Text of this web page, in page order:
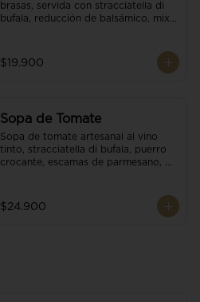
brasas, servida con stracciatella di
bufala, reducción de balsámico, mix
$19.900
Sopa de Tomate
Sopa de tomate artesanal al vino
tinto, stracciatella di bufala, puerro
crocante, escamas de parmesano,
Acompañado de un tostón de pan
focaccia.
$24.900